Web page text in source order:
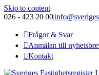
Skip to content
026 - 423 20 00|
Frågor & Svar
Anmälan till
Kontakt